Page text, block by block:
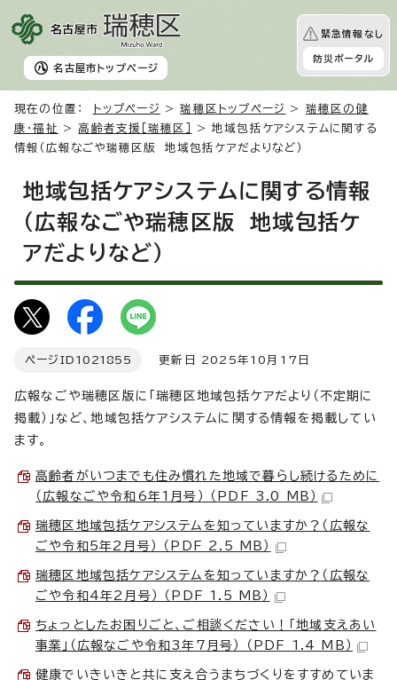
名古屋市 トップページ
緊急情報なし
防災ポータル
現在の位置： トップページ >瑞穂区トップページ > 瑞穂区の健
康・福祉
> 高齢者支援［瑞穂区］
> 地域包括ケアシステムに関する
情報（広報なごや瑞穂区版 地域包括ケアだよりなど）
地域包括ケアシステムに関する情報
（広報なごや瑞穂区版 地域包括ケ
アだよりなど）
ページID 1021855 更新日 2025年10月17日
広報なごや瑞穂区版に「瑞穂区地域包括ケアだより（不定期に
掲載）」など、地域包括ケアシステムに関する情報を掲載してい
ます。
高齢者がいつまでも住み慣れた地域で暮らし続けるために
（広報なごや令和6年1月号） （PDF 3.0 MB）
瑞穂区地域包括ケアシステムを知っていますか？（広報な
ごや令和5年2月号） （PDF 2.5 MB）
瑞穂区地域包括ケアシステムを知っていますか？（広報な
ごや令和4年2月号） （PDF 1.5 MB）
ちょっとしたお困りごと、ご相談ください！「地域支えあい
事業」（広報なごや令和3年7月号） （PDF 1.4 MB）
健康でいきいきと共に支え合うまちづくりをすすめていま